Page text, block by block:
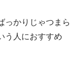
っかりじゃつまら
う人におすすめ